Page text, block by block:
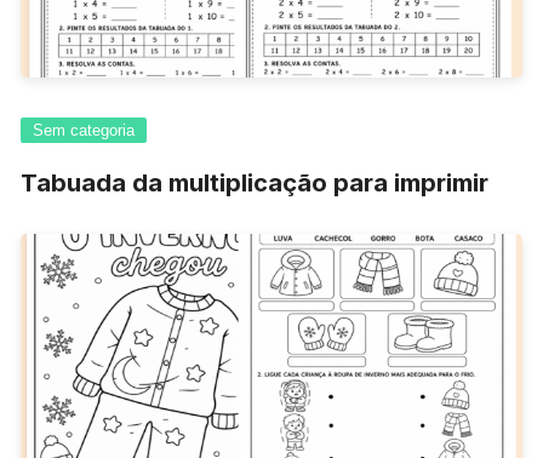
Sem categoria
Tabuada da multiplicação para imprimir